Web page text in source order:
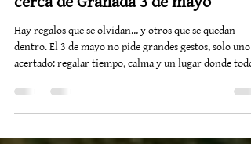
Ideas para sorprender a tu madre
cerca de Granada 3 de mayo
Hay regalos que se olvidan… y otros que se quedan
dentro. El 3 de mayo no pide grandes gestos, solo uno
vaya un poco más despacio. Cerca de Granada, en el
corazón del Valle de Lecrín, Alquería de los Lentos se